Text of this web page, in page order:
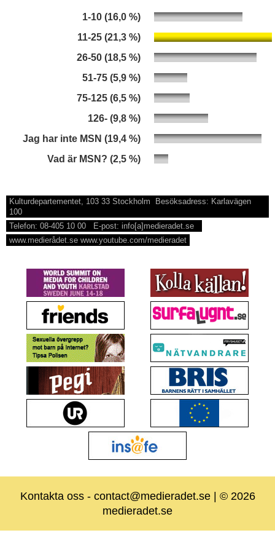
1-10 (16,0 %)
11-25 (21,3 %)
26-50 (18,5 %)
51-75 (5,9 %)
75-125 (6,5 %)
126- (9,8 %)
Jag har inte MSN (19,4 %)
Vad är MSN? (2,5 %)
Kulturdepartementet, 103 33 Stockholm Besöksadress: Karlavägen
100
Telefon: 08-405 10 00 E-post: info[a]medieradet.se
www.medierådet.se www.youtube.com/medieradet
Kontakta oss- contact@medieradet.se | © 2026
medieradet.se